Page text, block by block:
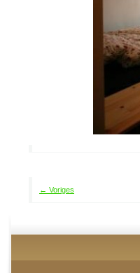
← Voriges